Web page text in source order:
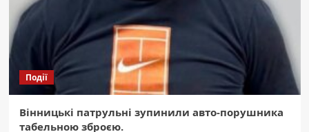
Події
Вінницькі патрульні зупинили авто-порушника
табельною зброєю.